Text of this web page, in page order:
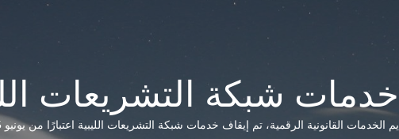
القانونية الرقمية، تم إيقاف خدمات شبكة التشريعات الليبية اعتبارًا من يونيو 2025.